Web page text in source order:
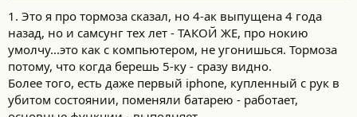
1.Яблоко (говорят не глючит все работать будет и доставлять
удовольствие) думал взять предыдущие модели но говорят
они тормозят это меня и бесит что огрызки специально когда
выпускают новую модель старые обновляют чтоб они тупили
и сектанты раскручивались на бабки и брали новые.
2.Самсунг (говорят почти яблоко только дешевле и просче
потом с приложениями, музыкой, фото и т.д.)
1. Это я про тормоза сказал, но 4-ак выпущена 4 года
назад, но и самсунг тех лет - ТАКОЙ ЖЕ, про нокию
умолчу...это как с компьютером, не угонишься. Тормоза
потому, что когда берешь 5-ку - сразу видно.
Более того, есть даже первый iphone, купленный с рук в
убитом состоянии, поменяли батарею - работает,